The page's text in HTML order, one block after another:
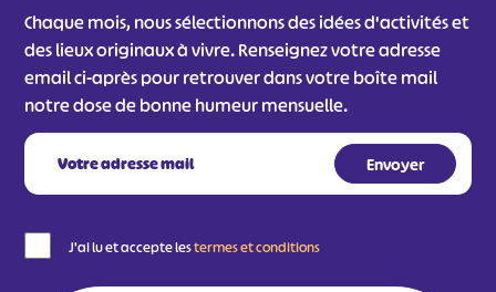
Chaque mois, nous sélectionnons des idées d'activités et
des lieux originaux à vivre. Renseignez votre adresse
email ci-après pour retrouver dans votre boîte mail
notre dose de bonne humeur mensuelle.
J'ai lu et accepte lestermes et conditions